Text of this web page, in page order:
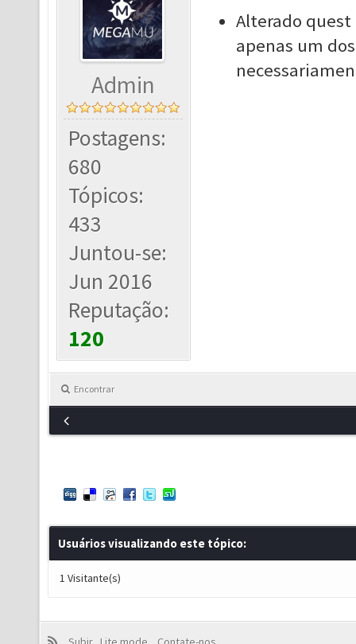
Admin
Postagens:
680
Tópicos:
433
Juntou-se:
Jun 2016
Reputação:
120
Alterado quest
apenas um
Encontrar
Usuários visualizando este tópico:
1 Visitante(s)